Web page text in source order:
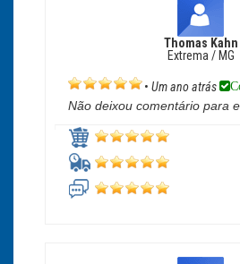
Thomas Kahn
Extrema / MG
• Um ano atrás
Não deixou comentário para